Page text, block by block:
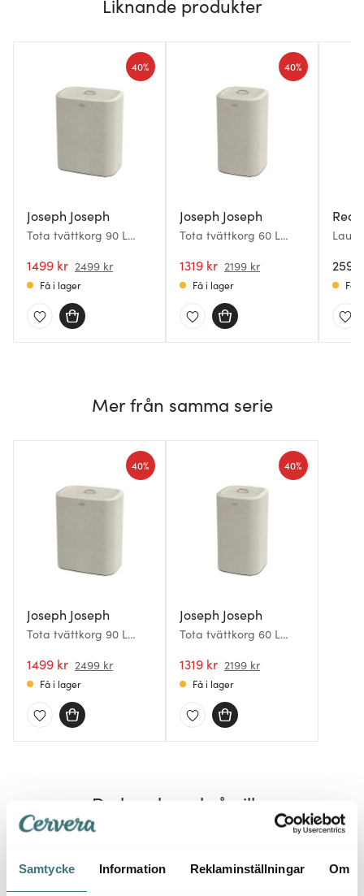
Samtycke Information Reklaminställningar Om
Liknande produkter
Joseph Joseph
Tota tvättkorg 90 L
1499 kr 2499 kr
40%
Få i lager
Joseph Joseph
Tota tvättkorg 60 L
1319 kr 2199 kr
40%
Få i lager
White
Få
Mer från samma serie
Joseph Joseph
Tota tvättkorg 90 L
1499 kr 2499 kr
40%
Få i lager
Joseph Joseph
Tota tvättkorg 60 L
1319 kr 2199 kr
40%
Få i lager
Du kanske också gillar
40% 40%